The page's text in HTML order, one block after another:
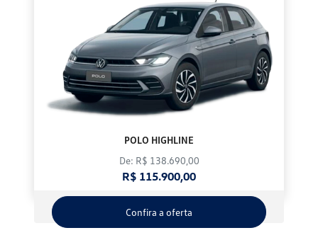
POLO HIGHLINE
De: R$ 138.690,00
R$ 115.900,00
Confira a oferta